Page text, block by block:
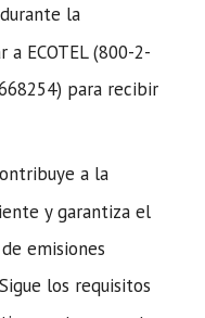
la
ECOTEL (800-2-
para recibir
a la
y garantiza el
emisiones
los requisitos